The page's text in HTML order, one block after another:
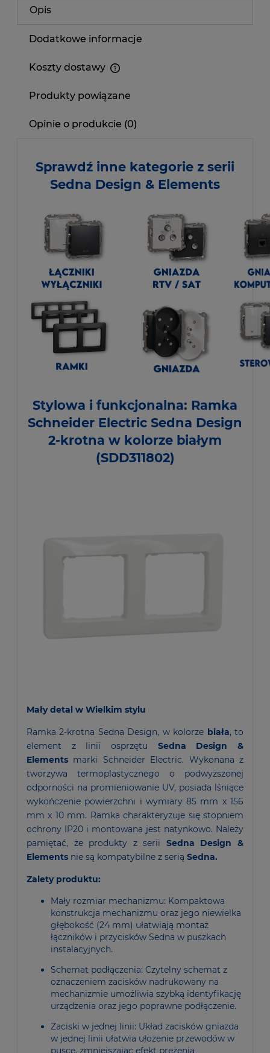
Opis
Dodatkowe informacje
Koszty dostawy
Produkty powiązane
Opinie o produkcie (0)
Sprawdź inne kategorie z serii
Sedna Design & Elements
Stylowa i funkcjonalna: Ramka
Schneider Electric Sedna Design
2-krotna w kolorze białym
(SDD311802)
Mały detal w Wielkim stylu
Ramka 2-krotna Sedna Design, w kolorze biała, to
element z linii osprzętu Sedna Design &
Elements marki Schneider Electric. Wykonana z
tworzywa termoplastycznego o podwyższonej
odporności na promieniowanie UV, posiada lśniące
wykończenie powierzchni i wymiary 85 mm x 156
mm x 10 mm. Ramka charakteryzuje się stopniem
ochrony IP20 i montowana jest natynkowo. Należy
pamiętać, że produkty z serii Sedna Design &
Elements nie są kompatybilne z serią Sedna.
Zalety produktu:
Mały rozmiar mechanizmu: Kompaktowa
konstrukcja mechanizmu oraz jego niewielka
głębokość (24 mm) ułatwiają montaż
łączników i przycisków Sedna w puszkach
instalacyjnych.
Schemat podłączenia: Czytelny schemat z
oznaczeniem zacisków nadrukowany na
mechanizmie umożliwia szybką identyfikację
urządzenia oraz jego poprawne podłączenie.
Zaciski w jednej linii: Układ zacisków gniazda
w jednej linii ułatwia ułożenie przewodów w
pusce, zmniejszając efekt prężenia